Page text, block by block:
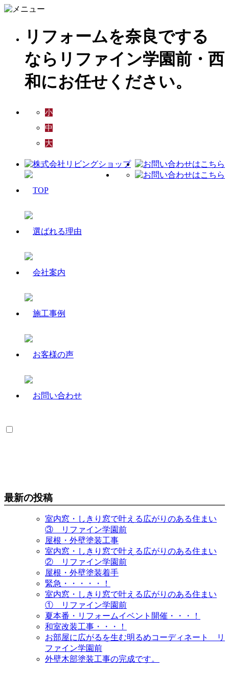
リフォームを奈良でする
ならリファイン学園前・西
和にお任せください。
小
中
大
最新の投稿
室内窓・しきり窓で叶える広がりのある住まい
③ リファイン学園前
屋根・外壁塗装工事
室内窓・しきり窓で叶える広がりのある住まい
② リファイン学園前
屋根・外壁塗装着手
緊急・・・・・！
室内窓・しきり窓で叶える広がりのある住まい
① リファイン学園前
夏本番・リフォームイベント開催・・・！
和室改装工事・・・！
お部屋に広がるを生む明るめコーディネート リ
ファイン学園前
外壁木部塗装工事の完成です。